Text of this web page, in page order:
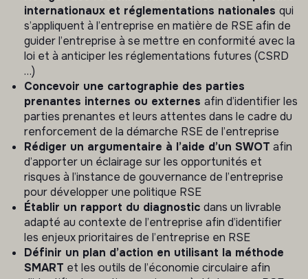
internationaux et réglementations nationales qui
s’appliquent à l’entreprise en matière de RSE afin de
guider l’entreprise à se mettre en conformité avec la
loi et à anticiper les réglementations futures (CSRD
…)
Concevoir une cartographie des parties
prenantes internes ou externes afin d’identifier les
parties prenantes et leurs attentes dans le cadre du
renforcement de la démarche RSE de l’entreprise
Rédiger un argumentaire à l’aide d’un SWOT afin
d’apporter un éclairage sur les opportunités et
risques à l’instance de gouvernance de l’entreprise
pour développer une politique RSE
Établir un rapport du diagnostic dans un livrable
adapté au contexte de l’entreprise afin d’identifier
les enjeux prioritaires de l’entreprise en RSE
Définir un plan d’action en utilisant la méthode
SMART et les outils de l’économie circulaire afin